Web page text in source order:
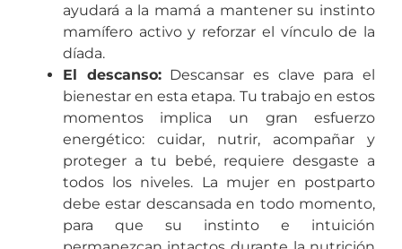
ayudará a la mamá a mantener su instinto
mamífero activo y reforzar el vínculo de la
díada.
El descanso:Descansar es clave para el
bienestar en esta etapa. Tu trabajo en estos
momentos implica un gran esfuerzo
energético: cuidar, nutrir, acompañar y
proteger a tu bebé, requiere desgaste a
todos los niveles. La mujer en postparto
debe estar descansada en todo momento,
para que su instinto e intuición